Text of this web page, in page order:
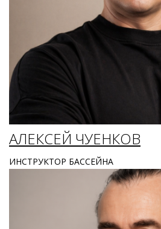
АЛЕКСЕЙ ЧУЕНКОВ
ИНСТРУКТОР БАССЕЙНА